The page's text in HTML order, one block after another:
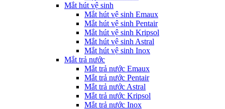
Mắt hút vệ sinh
Mắt hút vệ sinh Emaux
Mắt hút vệ sinh Pentair
Mắt hút vệ sinh Kripsol
Mắt hút vệ sinh Astral
Mắt hút vệ sinh Inox
Mắt trả nước
Mắt trả nước Emaux
Mắt trả nước Pentair
Mắt trả nước Astral
Mắt trả nước Kripsol
Mắt trả nước Inox